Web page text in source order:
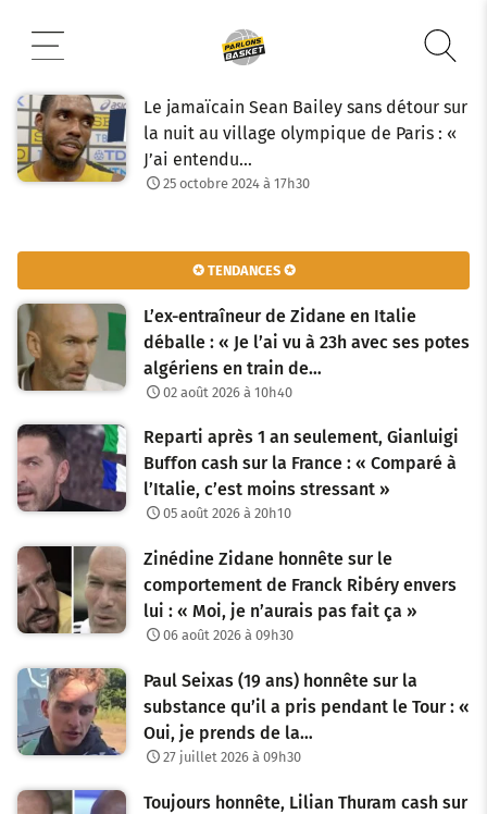
contenu
Le jamaïcain Sean Bailey sans détour sur
la nuit au village olympique de Paris : «
J’ai entendu…
25 octobre 2024 à 17h30
✪ TENDANCES ✪
L’ex-entraîneur de Zidane en Italie
déballe : « Je l’ai vu à 23h avec ses potes
algériens en train de…
02 août 2026 à 10h40
Reparti après 1 an seulement, Gianluigi
Buffon cash sur la France : « Comparé à
l’Italie, c’est moins stressant »
05 août 2026 à 20h10
Zinédine Zidane honnête sur le
comportement de Franck Ribéry envers
lui : « Moi, je n’aurais pas fait ça »
06 août 2026 à 09h30
Paul Seixas (19 ans) honnête sur la
substance qu’il a pris pendant le Tour : «
Oui, je prends de la…
27 juillet 2026 à 09h30
Toujours honnête, Lilian Thuram cash sur